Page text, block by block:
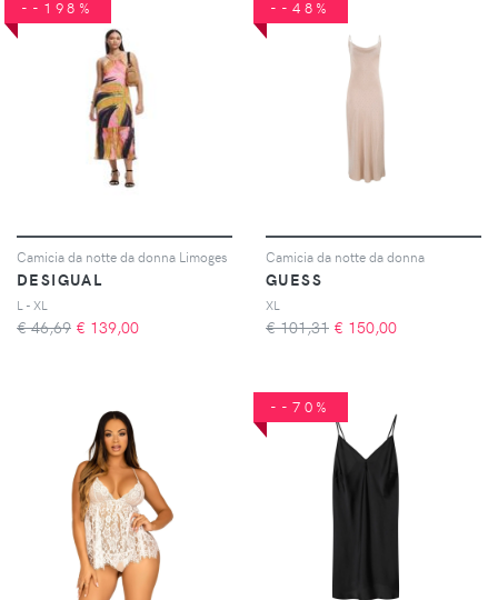
--198%
Camicia da notte da donna Limoges
DESIGUAL
L - XL
€ 46,69 € 139,00
--48%
Camicia da notte da donna
GUESS
XL
€ 101,31 € 150,00
--70%